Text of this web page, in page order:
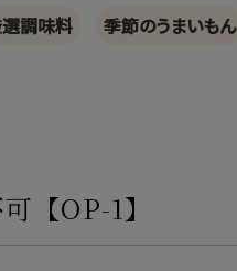
調味料 季節のうまいもん
【OP-1】